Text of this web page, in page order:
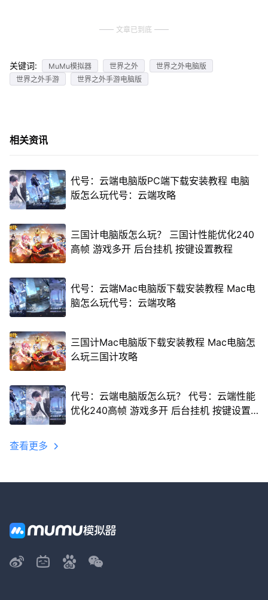
文章已到底
关键词: MuMu模拟器 世界之外
世界之外电脑版
世界之外手游
世界之外手游电脑版
相关资讯
代号：云端电脑版PC端下载安装教程 电脑
版怎么玩代号：云端攻略
三国计电脑版怎么玩？ 三国计性能优化240
高帧 游戏多开 后台挂机 按键设置教程
代号：云端Mac电脑版下载安装教程 Mac电
脑怎么玩代号：云端攻略
三国计Mac电脑版下载安装教程 Mac电脑怎
么玩三国计攻略
代号：云端电脑版怎么玩？ 代号：云端性能
优化240高帧 游戏多开 后台挂机 按键设置
查看更多